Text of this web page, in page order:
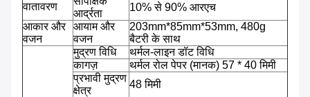
वातावरण
आर्द्रता
10% से 90% आरएच
आकार और
वजन
आयाम और
वजन
203mm*85mm*53mm, 480g
बैटरी के साथ
मुद्रण विधि
थर्मल-लाइन डॉट विधि
कागज़
थर्मल रोल पेपर (मानक) 57 * 40 मिमी
प्रभावी मुद्रण
क्षेत्र
48 मिमी